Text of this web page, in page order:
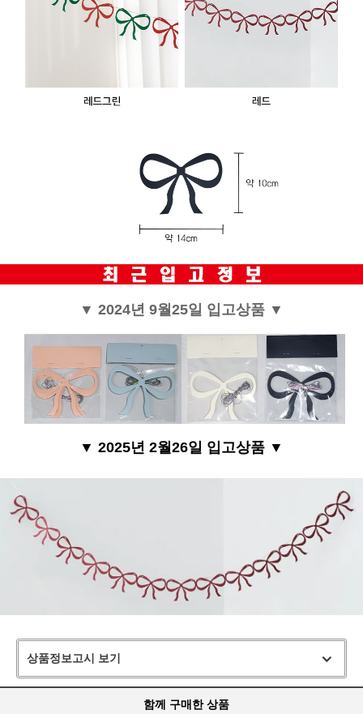
▼ 2024년 9월25일 입고상품 ▼
▼ 2025년 2월26일 입고상품 ▼
상품정보고시 보기
함께 구매한 상품